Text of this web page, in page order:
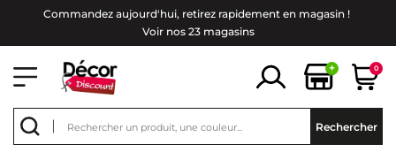
Commandez aujourd'hui, retirez rapidement en magasin !
Voir nos 23 magasins
+ 0
Rechercher